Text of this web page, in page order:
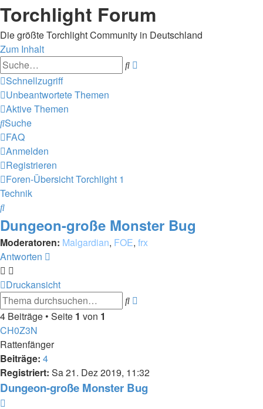
Torchlight Forum
Die größte Torchlight Community in Deutschland
Zum Inhalt
Suche
Schnellzugriff
Unbeantwortete Themen
Aktive Themen
Suche
FAQ
Anmelden
Registrieren
Foren-ÜbersichtTorchlight 1
Technik
Suche
Dungeon-große Monster Bug
Moderatoren: Malgardian, FOE, frx
Antworten
Druckansicht
Suche
4 Beiträge • Seite 1 von 1
CH0Z3N
Rattenfänger
Beiträge: 4
Registriert: Sa 21. Dez 2019, 11:32
Dungeon-große Monster Bug